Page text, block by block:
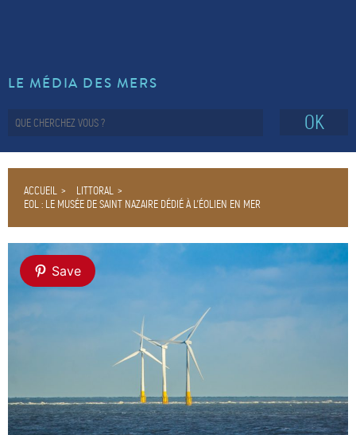
LE MÉDIA DES MERS
OK
ACCUEIL
LITTORAL
EOL : LE MUSÉE DE SAINT NAZAIRE DÉDIÉ À L’ÉOLIEN EN MER
Save